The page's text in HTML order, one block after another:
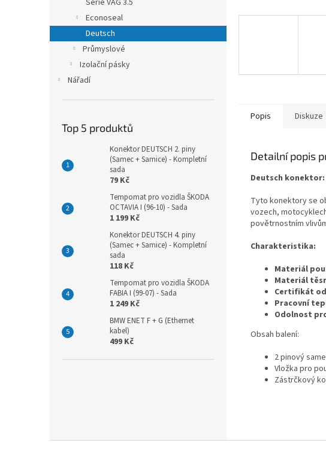
Série VAG 3.5
Econoseal
Deutsch
Průmyslové
Izolační pásky
Nářadí
Top 5 produktů
Konektor DEUTSCH 2. piny
(Samec + Samice) - Kompletní
sada
79 Kč
Tempomat pro vozidla ŠKODA
OCTAVIA I (96-10) - Sada
1 199 Kč
Konektor DEUTSCH 4. piny
(Samec + Samice) - Kompletní
sada
118 Kč
Tempomat pro vozidla ŠKODA
FABIA I (99-07) - Sada
1 249 Kč
BMW ENET F + G (Ethernet
kabel)
499 Kč
Popis Diskuze
Detailní popis
Deutsch konektor:
Tyto konektory se
vozech,
povětrnostním
Charakteristika:
Materiál
Materiál
Certifikát
Pracovní
Odolnost
Obsah balení:
2 pinový
Vložka pro
Zástrčkový